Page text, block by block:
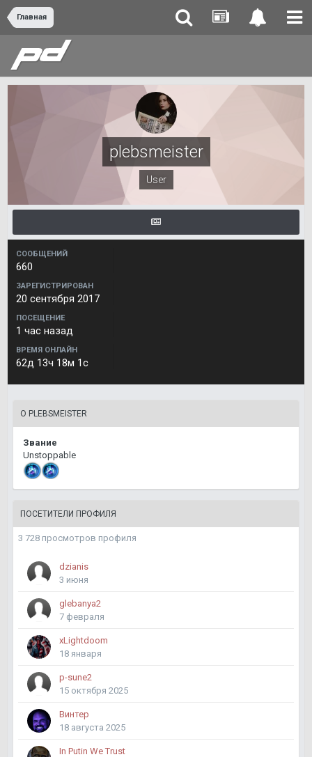
Главная
plebsmeister
User
СООБЩЕНИЙ
660
ЗАРЕГИСТРИРОВАН
20 сентября 2017
ПОСЕЩЕНИЕ
1 час назад
ВРЕМЯ ОНЛАЙН
62д 13ч 18м 1с
О PLEBSMEISTER
Звание
Unstoppable
ПОСЕТИТЕЛИ ПРОФИЛЯ
3 728 просмотров профиля
dzianis
3 июня
glebanya2
7 февраля
xLightdoom
18 января
p-sune2
15 октября 2025
Винтер
18 августа 2025
In Putin We Trust